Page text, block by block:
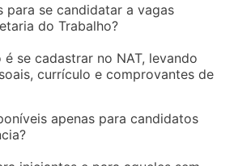
para se candidatar a vagas
do Trabalho?
se cadastrar no NAT, levando
currículo e comprovantes de
apenas para candidatos